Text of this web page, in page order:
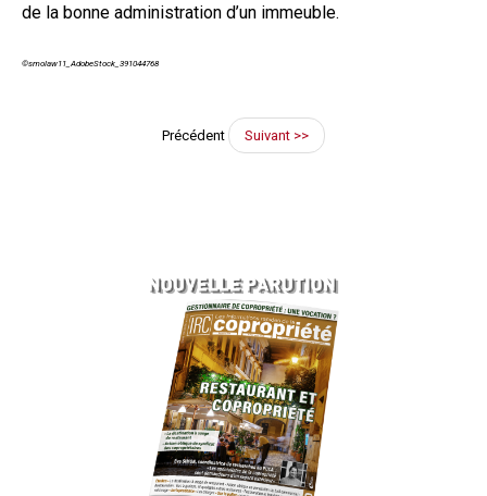
de la bonne administration d’un immeuble.
©smolaw11_AdobeStock_391044768
Précédent Suivant >>